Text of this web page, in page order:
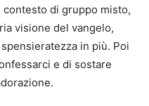
contesto di gruppo misto,
visione del vangelo,
in più. Poi
e di sostare